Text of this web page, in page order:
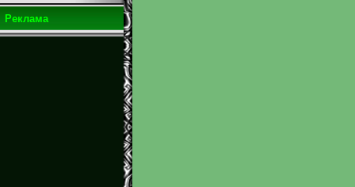
Реклама